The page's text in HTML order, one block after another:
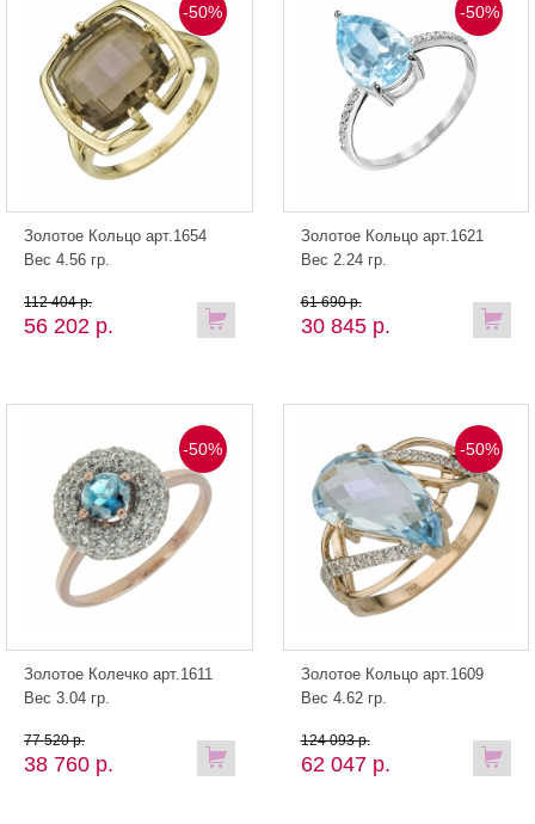
-50%
Золотое Кольцо арт.1654
Вес 4.56 гр.
56 202 р.
112 404 р.
-50%
Золотое Кольцо арт.1621
Вес 2.24 гр.
30 845 р.
61 690 р.
-50%
Золотое Колечко арт.1611
Вес 3.04 гр.
38 760 р.
77 520 р.
-50%
Золотое Кольцо арт.1609
Вес 4.62 гр.
62 047 р.
124 093 р.